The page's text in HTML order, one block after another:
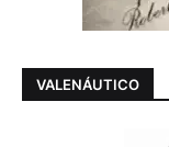
VALENÁUTICO